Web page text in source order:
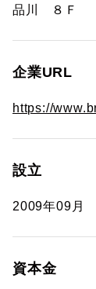
品川 ８Ｆ
企業URL
https://
設立
2009年09月
資本金